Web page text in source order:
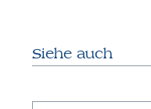
Siehe auch